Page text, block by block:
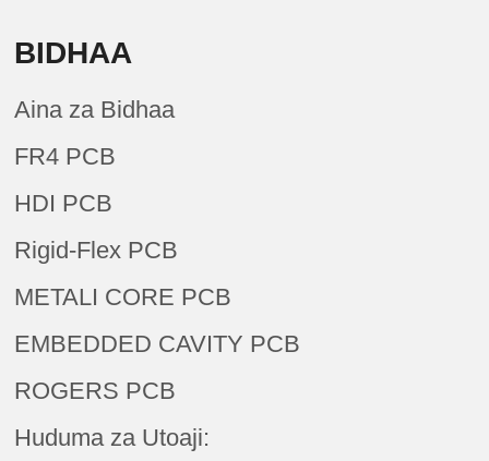
BIDHAA
Aina za Bidhaa
FR4 PCB
HDI PCB
Rigid-Flex PCB
METALI CORE PCB
EMBEDDED CAVITY PCB
ROGERS PCB
Huduma za Utoaji: